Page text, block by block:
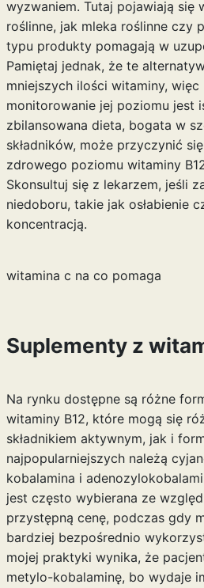
wyzwaniem. Tutaj pojawiają się
roślinne, jak mleka roślinne czy
typu produkty pomagają w
Pamiętaj jednak, że te
mniejszych ilości witaminy, więc
monitorowanie jej poziomu jest
zbilansowana dieta, bogata w
składników, może przyczynić
zdrowego poziomu witaminy
Skonsultuj się z lekarzem, jeśli
niedoboru, takie jak osłabienie
koncentracją.
witamina c na co pomaga
Suplementy z
Na rynku dostępne są różne
witaminy B12, które mogą się
składnikiem aktywnym, jak i
najpopularniejszych należą
kobalamina i
jest często wybierana ze
przystępną cenę, podczas gdy
bardziej bezpośrednio
mojej praktyki wynika, że
metylo-kobalaminę, bo wydaje